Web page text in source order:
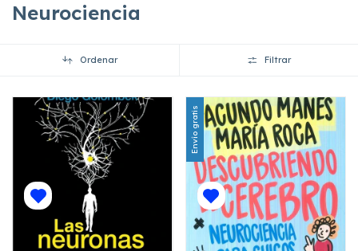
Neurociencia
Ordenar Filtrar
Envío gratis